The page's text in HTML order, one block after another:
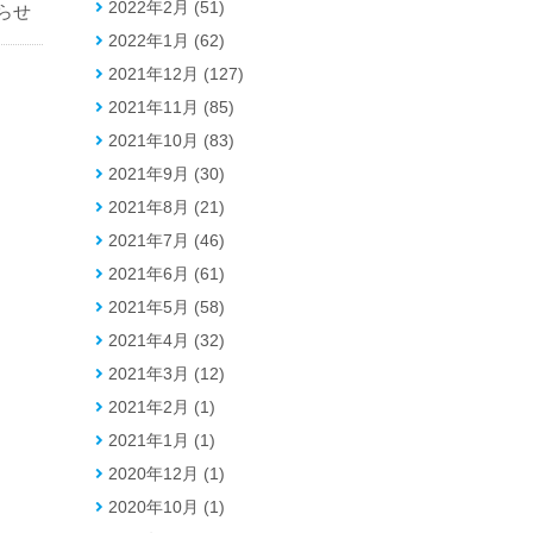
せ
2022年2月 (51)
2022年1月 (62)
2021年12月 (127)
2021年11月 (85)
2021年10月 (83)
2021年9月 (30)
2021年8月 (21)
2021年7月 (46)
2021年6月 (61)
2021年5月 (58)
2021年4月 (32)
2021年3月 (12)
2021年2月 (1)
2021年1月 (1)
2020年12月 (1)
2020年10月 (1)